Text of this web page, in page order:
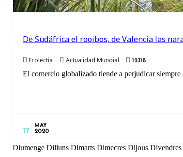
De Sudáfrica el rooibos, de Valencia las
Ecolectia Actualidad Mundial 12318
El comercio globalizado tiende a perjudicar
17
MAY
2020
Diumenge Dilluns Dimarts Dimecres Dijous